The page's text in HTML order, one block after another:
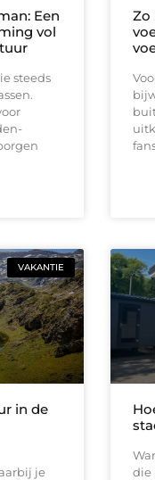
Een
vol
steeds
Zo
VAKANTIE
in de
je
die